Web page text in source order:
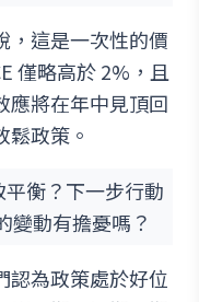
，這是一次性的價
僅略高於 2%，且
應將在年中見頂回
政策。
衡？下一步行動
變動有擔憂嗎？
認為政策處於好位